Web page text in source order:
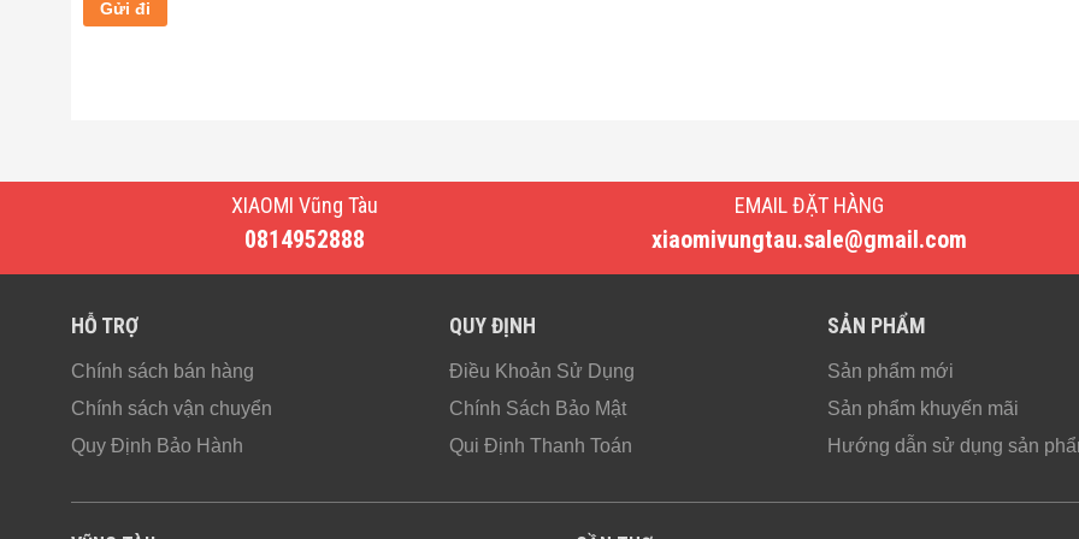
XIAOMI Vũng Tàu
0814952888
EMAIL ĐẶT HÀNG
xiaomivungtau.sale@gmail.com
HỖ TRỢ
Chính sách bán hàng
Chính sách vận chuyển
Quy Định Bảo Hành
QUY ĐỊNH
Điều Khoản Sử Dụng
Chính Sách Bảo Mật
Qui Định Thanh Toán
SẢN PHẨM
Sản phẩm mới
Sản phẩm khuyến mãi
Hướng dẫn sử dụng sản